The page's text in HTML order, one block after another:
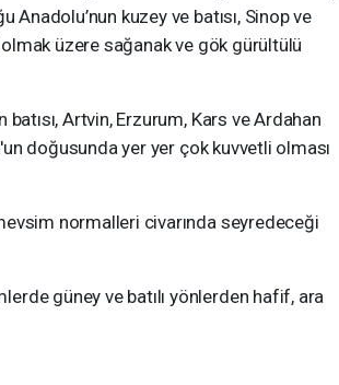
Anadolu’nun kuzey ve batısı, Sinop ve
üzere sağanak ve gök gürültülü
batısı, Artvin, Erzurum, Kars ve Ardahan
doğusunda yer yer çok kuvvetli olması
normalleri civarında seyredeceği
güney ve batılı yönlerden hafif, ara